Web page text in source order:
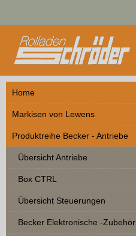
Home
Markisen von Lewens
Produktreihe Becker - Antriebe
Übersicht Antriebe
Box CTRL
Übersicht Steuerungen
Becker Elektronische -Zubehör